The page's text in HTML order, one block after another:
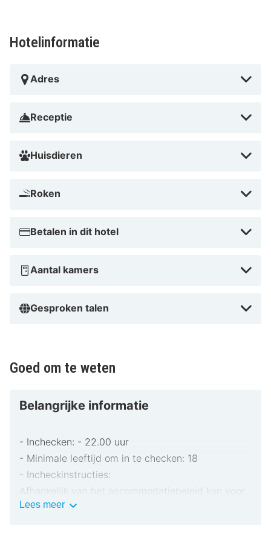
Hotelinformatie
Adres
Receptie
Huisdieren
Roken
Betalen in dit hotel
Aantal kamers
Gesproken talen
Goed om te weten
Belangrijke informatie
- Inchecken: - 22.00 uur
- Minimale leeftijd om in te checken: 18
- Incheckinstructies:
Afhankelijk van het accommodatiebeleid kan voor
extra personen een toeslag in rekening worden
Lees meerBelangrijke